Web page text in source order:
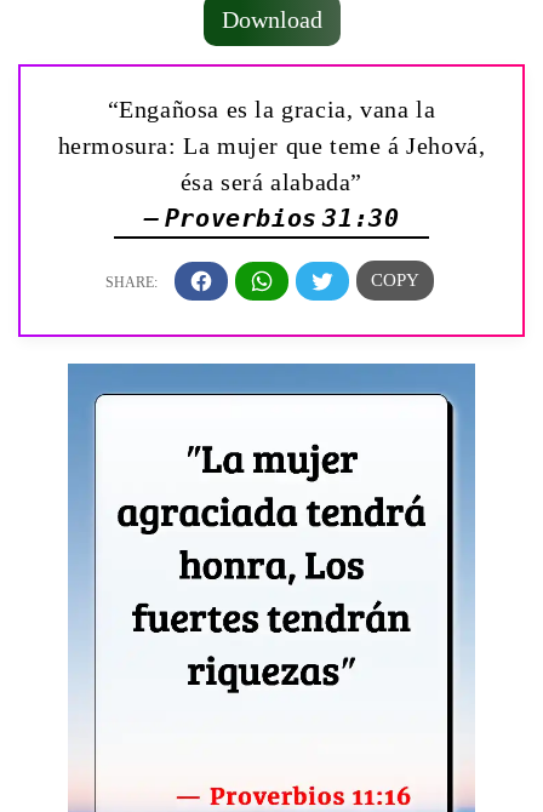
Download
“Engañosa es la gracia, vana la
hermosura: La mujer que teme á Jehová,
ésa será alabada”
— Proverbios 31:30